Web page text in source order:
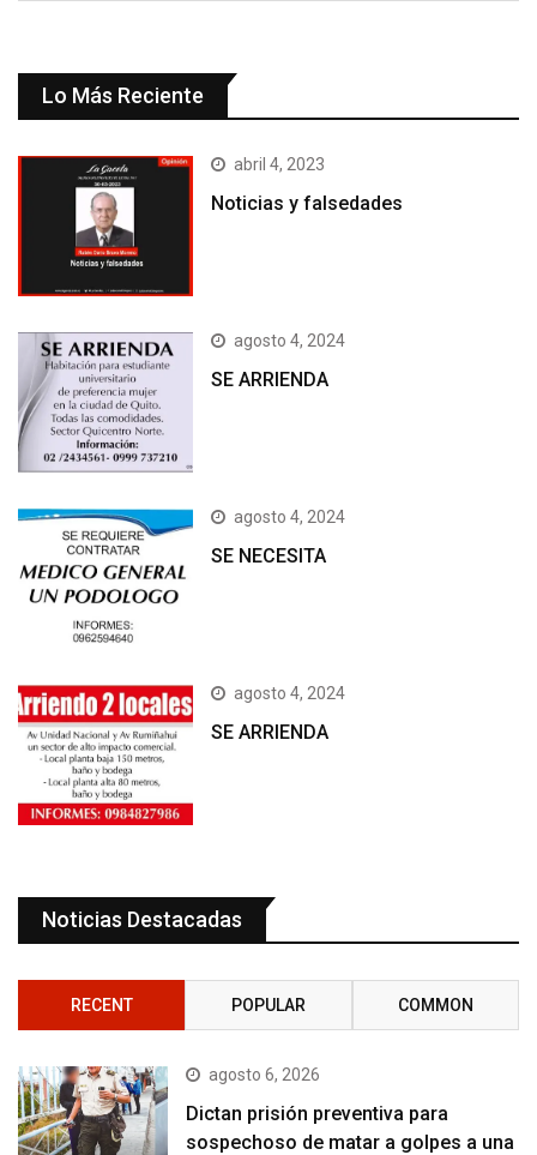
Lo Más Reciente
abril 4, 2023
Noticias y falsedades
agosto 4, 2024
SE ARRIENDA
agosto 4, 2024
SE NECESITA
agosto 4, 2024
SE ARRIENDA
Noticias Destacadas
RECENT POPULAR COMMON
agosto 6, 2026
Dictan prisión preventiva para
sospechoso de matar a golpes a una